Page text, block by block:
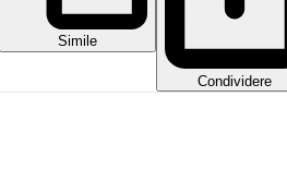
Simile
Condividere